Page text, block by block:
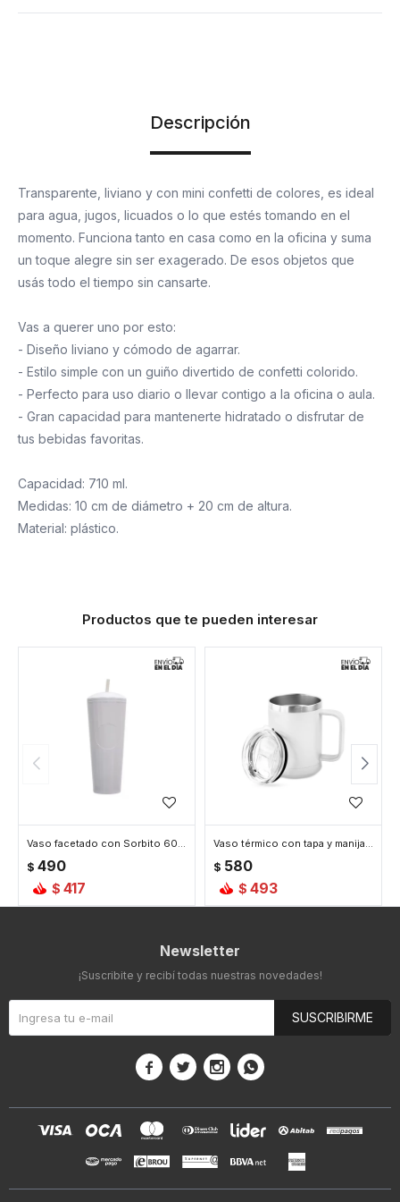
Descripción
Transparente, liviano y con mini confetti de colores, es ideal
para agua, jugos, licuados o lo que estés tomando en el
momento. Funciona tanto en casa como en la oficina y suma
un toque alegre sin ser exagerado. De esos objetos que
usás todo el tiempo sin cansarte.
Vas a querer uno por esto:
- Diseño liviano y cómodo de agarrar.
- Estilo simple con un guiño divertido de confetti colorido.
- Perfecto para uso diario o llevar contigo a la oficina o aula.
- Gran capacidad para mantenerte hidratado o disfrutar de
tus bebidas favoritas.
Capacidad: 710 ml.
Medidas: 10 cm de diámetro + 20 cm de altura.
Material: plástico.
Productos que te pueden interesar
Vaso facetado con Sorbito 600ml - Blanco
$ 490
$ 417
Vaso térmico con tapa y manija - Blanco
$ 580
$ 493
Newsletter
¡Suscribite y recibí todas nuestras novedades!
SUSCRIBIRME
   